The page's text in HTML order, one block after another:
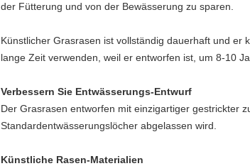
der Fütterung und von der Bewässerung zu sparen.
Künstlicher Grasrasen ist vollständig dauerhaft und er
lange Zeit verwenden, weil er entworfen ist, um 8-10
Verbessern Sie Entwässerungs-Entwurf
Der Grasrasen entworfen mit einzigartiger gestrickter
Standardentwässerungslöcher abgelassen wird.
Künstliche Rasen-Materialien